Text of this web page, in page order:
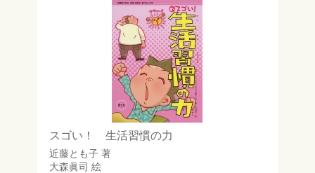
スゴい！ 生活習慣の力
近藤とも子著
大森眞司 絵